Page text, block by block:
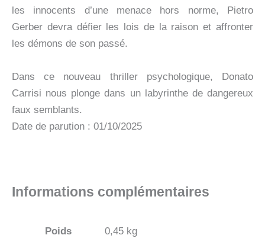
les innocents d’une menace hors norme, Pietro
Gerber devra défier les lois de la raison et affronter
les démons de son passé.
Dans ce nouveau thriller psychologique, Donato
Carrisi nous plonge dans un labyrinthe de dangereux
faux semblants.
Date de parution : 01/10/2025
Informations complémentaires
Poids 0,45 kg